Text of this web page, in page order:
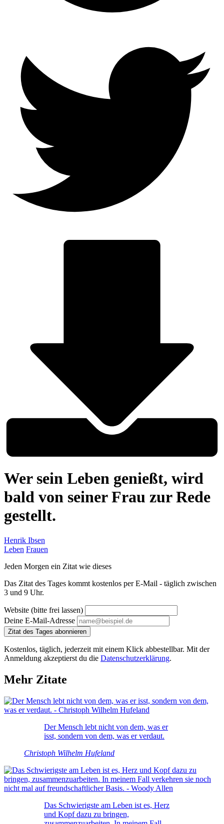
Wer sein Leben genießt, wird
bald von seiner Frau zur Rede
gestellt.
Henrik Ibsen
Leben Frauen
Jeden Morgen ein Zitat wie dieses
Das Zitat des Tages kommt kostenlos per E-Mail - täglich zwischen
3 und 9 Uhr.
Website (bitte frei lassen)
Deine E-Mail-Adresse
Zitat des Tages abonnieren
Kostenlos, täglich, jederzeit mit einem Klick abbestellbar. Mit der
Anmeldung akzeptierst du die Datenschutzerklärung.
Mehr Zitate
Der Mensch lebt nicht von dem, was er
isst, sondern von dem, was er verdaut.
Christoph Wilhelm Hufeland
Das Schwierigste am Leben ist es, Herz
und Kopf dazu zu bringen,